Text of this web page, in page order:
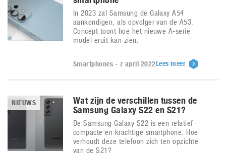
In 2023 zal Samsung de Galaxy A54
aankondigen, als opvolger van de A53.
Concept toont hoe het nieuwe A-serie
model eruit kan zien.
Smartphones - 7 april 2022Lees meer
NIEUWS
Wat zijn de verschillen tussen de
Samsung Galaxy S22 en S21?
De Samsung Galaxy S22 is een relatief
compacte en krachtige smartphone. Hoe
verhoudt deze telefoon zich ten opzichte
van de S21?